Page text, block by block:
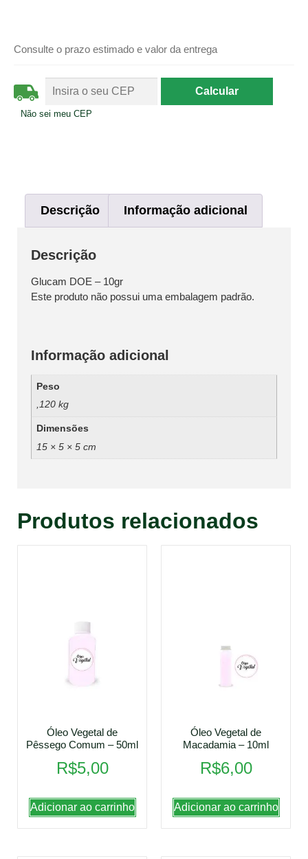
Consulte o prazo estimado e valor da entrega
Não sei meu CEP
Descrição Informação adicional
Descrição
Glucam DOE – 10gr
Este produto não possui uma embalagem padrão.
Informação adicional
Peso
,120 kg
Dimensões
15 × 5 × 5 cm
Produtos relacionados
Óleo Vegetal de
Pêssego Comum – 50ml
R$5,00
Adicionar ao carrinho
Óleo Vegetal de
Macadamia – 10ml
R$6,00
Adicionar ao carrinho